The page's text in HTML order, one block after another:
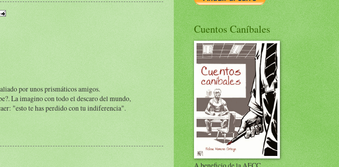
por unos prismáticos amigos.
La imagino con todo el descaro del mundo,
"esto te has perdido con tu indiferencia".
Cuentos Caníbales